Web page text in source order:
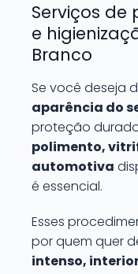
Serviços de
e
Branco
Se você deseja
aparência do
proteção
polimento,
automotiva
é essencial.
Esses
por quem quer
intenso,